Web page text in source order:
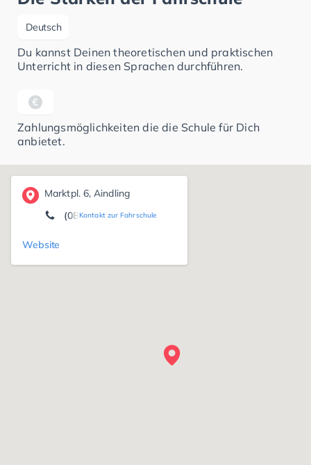
Deutsch
Du kannst Deinen theoretischen und praktischen
Unterricht in diesen Sprachen durchführen.
Zahlungsmöglichkeiten die die Schule für Dich
anbietet.
Marktpl. 6, Aindling
Kontakt zur Fahrschule
(08237) 9 59 53 11
Website